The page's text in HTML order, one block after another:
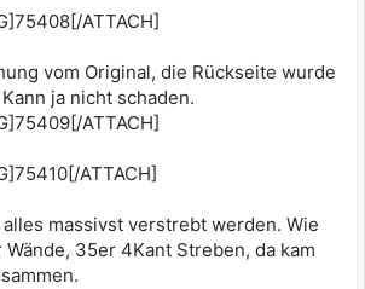
ATTACH]
vom Original, die Rückseite wurde
ja nicht schaden.
ATTACH]
ATTACH]
massivst verstrebt werden. Wie
35er 4Kant Streben, da kam